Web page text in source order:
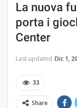
La nuova
porta i
Center
Last updated Dic 1,
33
Share